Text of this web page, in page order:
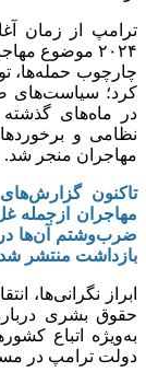
ترامپ از زمان
۲۰۲۴ موضوع
چارچوب حمله‌ها،
کرد؛ سیاست‌های
در ماه‌های
نظامی و
مهاجران منجر شد.
تاکنون
مهاجران ازجمله
ضرب‌وشتم آن‌ها در
بازداشت منتشر
ابراز نگرانی‌ها،
حقوق بشری
به‌ویژه اتباع
دولت ترامپ در